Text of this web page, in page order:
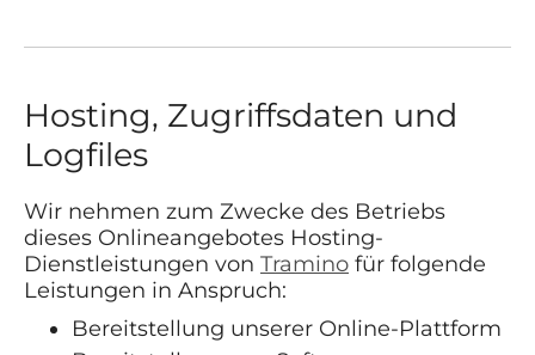
Hosting, Zugriffsdaten und
Logfiles
Wir nehmen zum Zwecke des Betriebs
dieses Onlineangebotes Hosting-
Dienstleistungen von Tramino für folgende
Leistungen in Anspruch:
Bereitstellung unserer Online-Plattform